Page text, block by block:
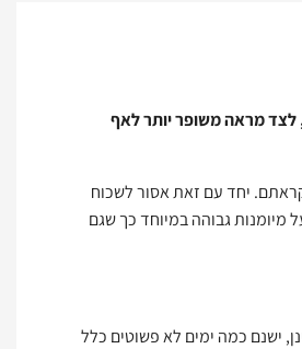
לצד מראה משופר יותר לאף
יחד עם זאת אסור לשכוח
מיומנות גבוהה במיוחד כך שגם
ישנם כמה ימים לא פשוטים כלל